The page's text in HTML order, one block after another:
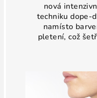
nová
techniku dope-
namísto
pletení, což